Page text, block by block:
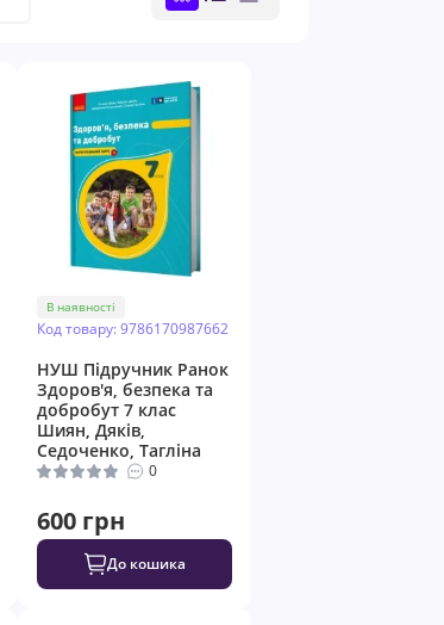
В наявності
Код товару: 9786170987662
НУШ Підручник Ранок
Здоров'я, безпека та
добробут 7 клас
Шиян, Дяків,
Седоченко, Тагліна
0
600 грн
До кошика